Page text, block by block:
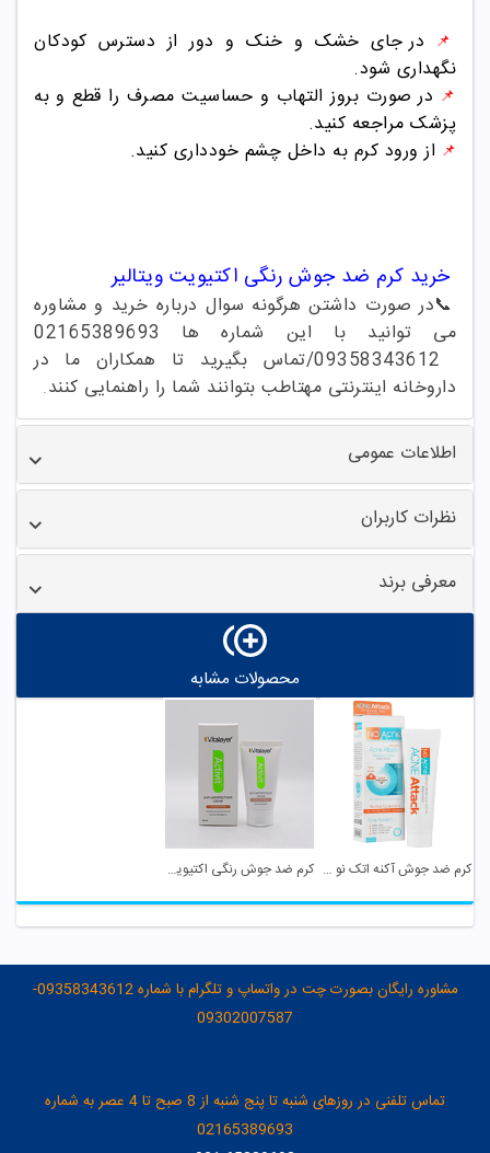
📌 در جای خشک و خنک و دور از دسترس کودکان
نگهداری شود.
📌 در صورت بروز التهاب و حساسیت مصرف را قطع و به
پزشک مراجعه کنید.
📌 از ورود کرم به داخل چشم خودداری کنید.
خرید کرم ضد جوش رنگی اکتیویت ویتالیر
📞در صورت داشتن هرگونه سوال درباره خرید و مشاوره
می توانید با این شماره ها 02165389693
/09358343612تماس بگیرید تا همکاران ما در
داروخانه اینترنتی مهتاطب بتوانند شما را راهنمایی کنند.
اطلاعات عمومی
نظرات کاربران
معرفی برند
محصولات مشابه
کرم ضد جوش آکنه اتک نو آکنه کرم ضد جوش رنگی اکتیویت ویتالیر
مشاوره رایگان بصورت چت در واتساپ و تلگرام با شماره 09358343612-
09302007587
تماس تلفنی در روزهای شنبه تا پنج شنبه از 8 صبح تا 4 عصر به شماره
02165389693